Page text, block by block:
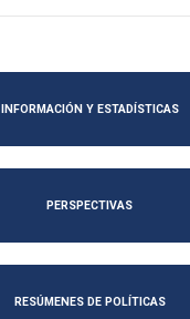
INFORMACIÓN Y ESTADÍSTICAS
PERSPECTIVAS
RESÚMENES DE POLÍTICAS